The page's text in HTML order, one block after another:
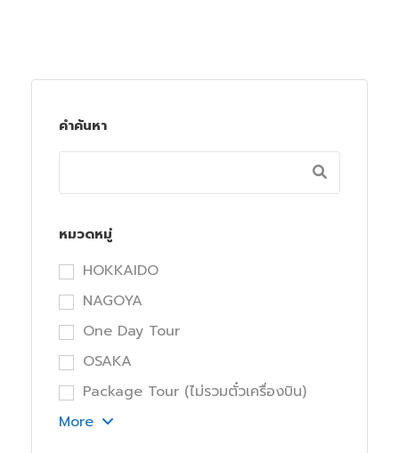
คำค้นหา
หมวดหมู่
HOKKAIDO
NAGOYA
One Day Tour
OSAKA
Package Tour (ไม่รวมตั๋วเครื่องบิน)
More